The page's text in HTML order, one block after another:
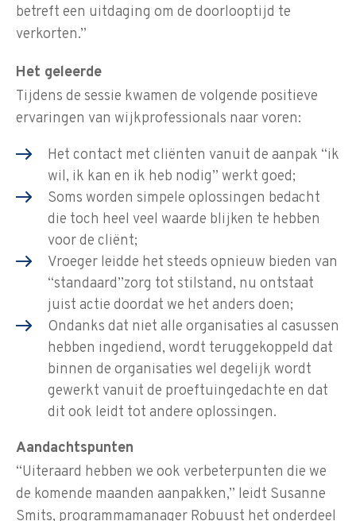
betreft een uitdaging om de doorlooptijd te
verkorten.”
Het geleerde
Tijdens de sessie kwamen de volgende positieve
ervaringen van wijkprofessionals naar voren:
Het contact met cliënten vanuit de aanpak “ik
wil, ik kan en ik heb nodig” werkt goed;
Soms worden simpele oplossingen bedacht
die toch heel veel waarde blijken te hebben
voor de cliënt;
Vroeger leidde het steeds opnieuw bieden van
“standaard”zorg tot stilstand, nu ontstaat
juist actie doordat we het anders doen;
Ondanks dat niet alle organisaties al casussen
hebben ingediend, wordt teruggekoppeld dat
binnen de organisaties wel degelijk wordt
gewerkt vanuit de proeftuingedachte en dat
dit ook leidt tot andere oplossingen.
Aandachtspunten
“Uiteraard hebben we ook verbeterpunten die we
de komende maanden aanpakken,” leidt Susanne
Smits, programmamanager Robuust het onderdeel